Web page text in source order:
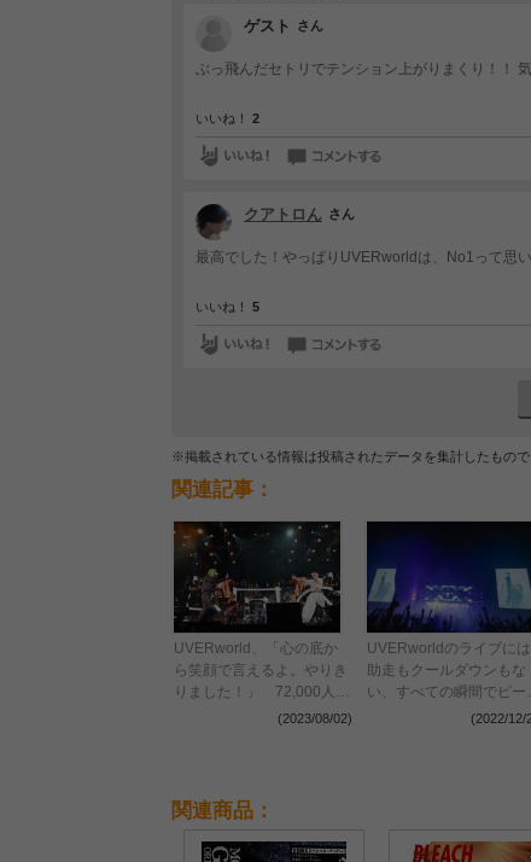
ゲスト さん
ぶっ飛んだセトリでテンション上がりまくり！！
いいね！ 2
クアトロん さん
最高でした！やっぱりUVERworldは、No1って思い
いいね！ 5
※掲載されている情報は投稿されたデータを集計したもの
関連記事：
UVERworld、「心の底か
ら笑顔で言えるよ。やりき
りました！」 72,000人の
シンガロングが響いた日産
(2023/08/02)
UVERworldのライブには
助走もクールダウンもな
い、すべての瞬間でピーク
を振り切った『THE LIVE
(2022/12/
関連商品：